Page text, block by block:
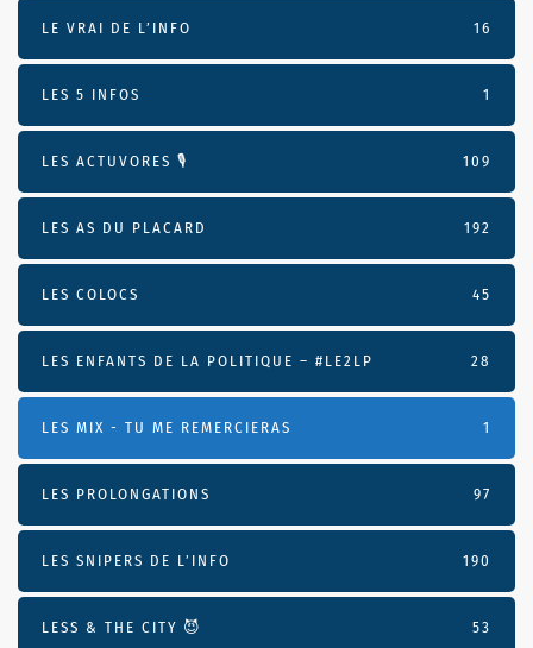
LE VRAI DE L’INFO 16
LES 5 INFOS 1
LES ACTUVORES 🎙 109
LES AS DU PLACARD 192
LES COLOCS 45
LES ENFANTS DE LA POLITIQUE – #LE2LP 28
LES MIX - TU ME REMERCIERAS 1
LES PROLONGATIONS 97
LES SNIPERS DE L’INFO 190
LESS & THE CITY 😈 53